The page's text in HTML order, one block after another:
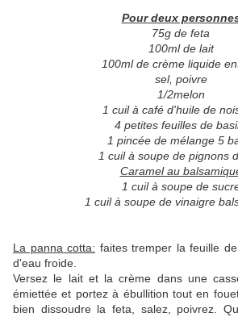
Pour deux
75g de feta
100ml de lait
100ml de crème liquide
sel, poivre
1/2melon
1 cuil à café d'huile de
4 petites feuilles de
1 pincée de mélange 5
1 cuil à soupe de pignons
Caramel au
1 cuil à soupe de
1 cuil à soupe de vinaigre
La panna cotta: faites tremper la feuille
d'eau froide.
Versez le lait et la crème dans une
émiettée et portez à ébullition tout en
bien dissoudre la feta, salez, poivrez.